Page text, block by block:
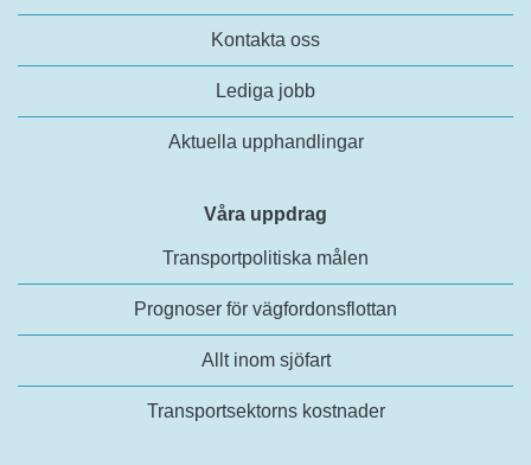
Kontakta oss
Lediga jobb
Aktuella upphandlingar
Våra uppdrag
Transportpolitiska målen
Prognoser för vägfordonsflottan
Allt inom sjöfart
Transportsektorns kostnader